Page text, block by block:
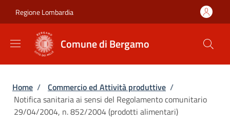
Regione Lombardia
Comune di Bergamo
Briciole di pane
Home / Commercio ed Attività produttive /
Notifica sanitaria ai sensi del Regolamento comunitario
29/04/2004, n. 852/2004 (prodotti alimentari)